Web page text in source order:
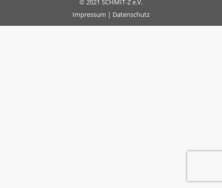
© 2021 SCHMIT-Z e.V.
Impressum | Datenschutz